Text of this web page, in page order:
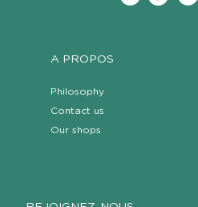
A PROPOS
Philosophy
Contact us
Our shops